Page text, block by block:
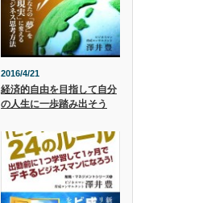
2016/4/21
経済的自由を目指して自分
の人生に一歩踏み出そう